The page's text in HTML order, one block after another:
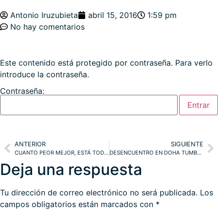
Antonio Iruzubieta abril 15, 2016
1:59 pm
No hay comentarios
Este contenido está protegido por contraseña. Para verlo
introduce la contraseña.
Contraseña:
ANTERIOR
CUANTO PEOR MEJOR, ESTÁ TODO PAGADO!. SP500, NASDAQ
SIGUIENTE
DESENCUENTRO EN DOHA TUMBA EL PRECIO DEL CRUDO, AFECTA AL YEN… ¿SP500?
Deja una respuesta
Tu dirección de correo electrónico no será publicada. Los
campos obligatorios están marcados con *